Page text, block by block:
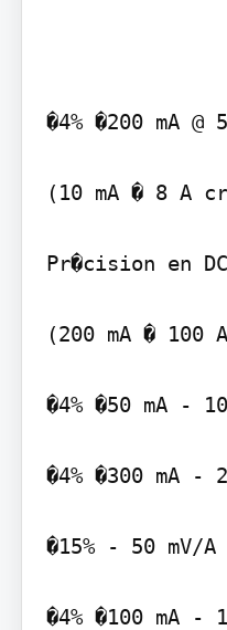
�4% �200 mA @
(10 mA � 8 A
Pr�cision en DC
(200 mA � 100
�4% �50 mA -
�4% �300 mA -
�15% - 50 mV/A
�4% �100 mA -